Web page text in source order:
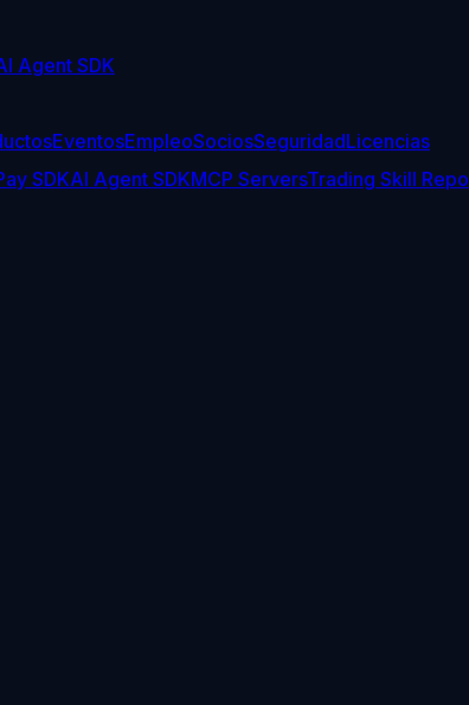
Agent SDK
EventosEmpleoSociosSeguridadLicencias
SDKAI Agent SDKMCP ServersTrading Skill Repo